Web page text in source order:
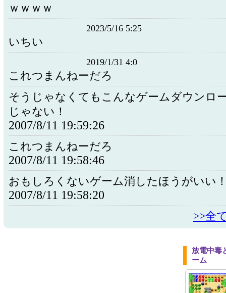
ｗｗｗｗ
2023/5/16 5:25
いちい
2019/1/31 4:0
これつまんねーだろ
そうじゃなくてもこんなゲームダウンロ
じゃない！
2007/8/11 19:59:26
これつまんねーだろ
2007/8/11 19:58:46
おもしろくないゲーム消したほうがいい
2007/8/11 19:58:20
>>全
放電中毒
ーム